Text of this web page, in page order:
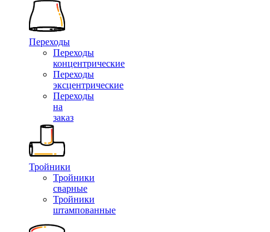
Переходы
Переходы
концентрические
Переходы
эксцентрические
Переходы
на
заказ
Тройники
Тройники
сварные
Тройники
штампованные